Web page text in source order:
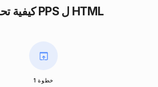
كيفية تحويل PPS ل HTML
خطوة 1